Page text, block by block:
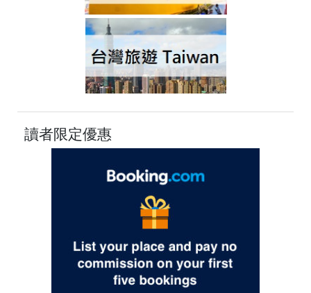
讀者限定優惠